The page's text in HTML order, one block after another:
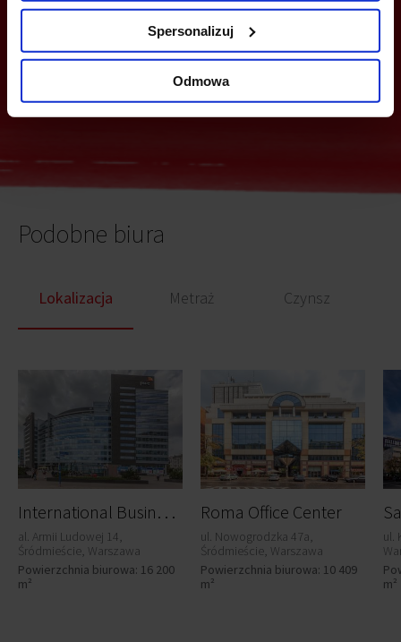
Spersonalizuj
Odmowa
Wyślij
Podobne biura
Lokalizacja Metraż Czynsz
I
nternational Business Center A
al. Armii Ludowej 14,
Śródmieście, Warszawa
Powierzchnia biurowa: 16 200
m²
Roma Office Center
ul. Nowogrodzka 47a,
Śródmieście, Warszawa
Powierzchnia biurowa: 10 409
m²
ul.
m²